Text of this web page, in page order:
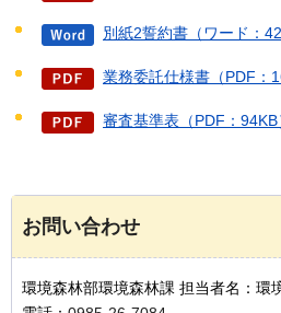
別紙2誓約書（ワード：
業務委託仕様書（PDF：
審査基準表（PDF：94KB
お問い合わせ
環境森林部環境森林課 担当者名：環